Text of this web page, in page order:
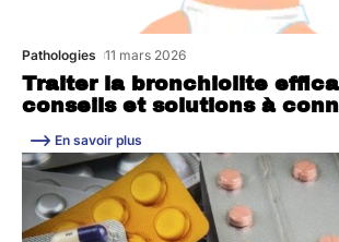
Traiter la bronchiolite
conseils et solutions à
Pathologies 11 mars 2026
En savoir plus